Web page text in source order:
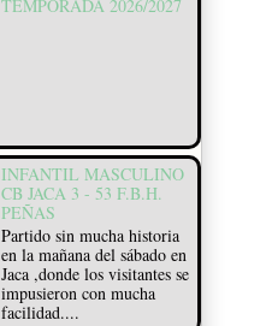
TEMPORADA 2026/2027
INFANTIL MASCULINO
CB JACA 3 - 53 F.B.H.
PEÑAS
Partido sin mucha historia
en la mañana del sábado en
Jaca ,donde los visitantes se
impusieron con mucha
facilidad....